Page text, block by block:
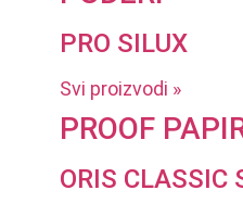
PRO SILUX
Svi proizvodi »
PROOF
ORIS